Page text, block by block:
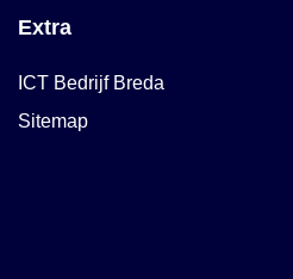
Extra
ICT Bedrijf Breda
Sitemap